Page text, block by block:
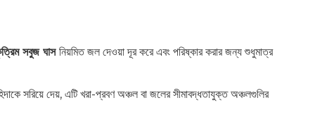
সবুজ ঘাস নিয়মিত জল দেওয়া দূর করে এবং পরিষ্কার করার জন্য শুধুমাত্র
সরিয়ে দেয়, এটি খরা-প্রবণ অঞ্চল বা জলের সীমাবদ্ধতাযুক্ত অঞ্চলগুলির